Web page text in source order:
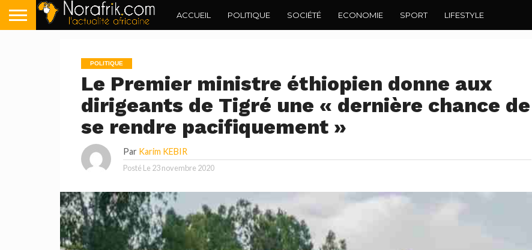
ACCUEIL POLITIQUE SOCIÉTÉ ECONOMIE SPORT LIFESTYLE
POLITIQUE
Le Premier ministre éthiopien donne aux
dirigeants de Tigré une « dernière chance de
se rendre pacifiquement »
Par Karim KEBIR
Posté Le 23 novembre 2020